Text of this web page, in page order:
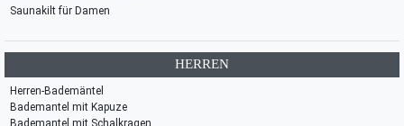
Saunakilt für Damen
HERREN
Herren-Bademäntel
Bademantel mit Kapuze
Bademantel mit Schalkragen